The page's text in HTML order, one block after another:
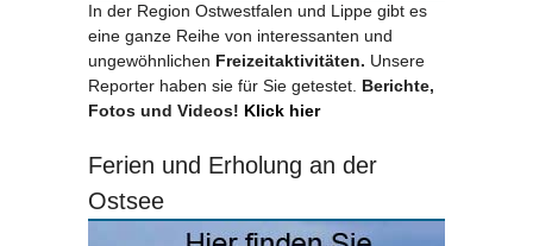
In der Region Ostwestfalen und Lippe gibt es
eine ganze Reihe von interessanten und
ungewöhnlichen Freizeitaktivitäten. Unsere
Reporter haben sie für Sie getestet. Berichte,
Fotos und Videos! Klick hier
Ferien und Erholung an der
Ostsee